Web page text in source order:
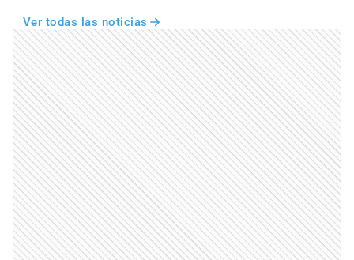
Ver todas las noticias